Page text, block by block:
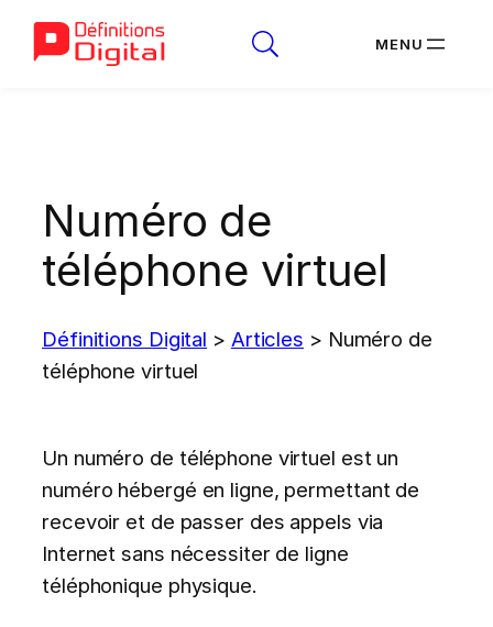
Numéro de
téléphone virtuel
Définitions Digital > Articles > Numéro de
téléphone virtuel
Un numéro de téléphone virtuel est un
numéro hébergé en ligne, permettant de
recevoir et de passer des appels via
Internet sans nécessiter de ligne
téléphonique physique.